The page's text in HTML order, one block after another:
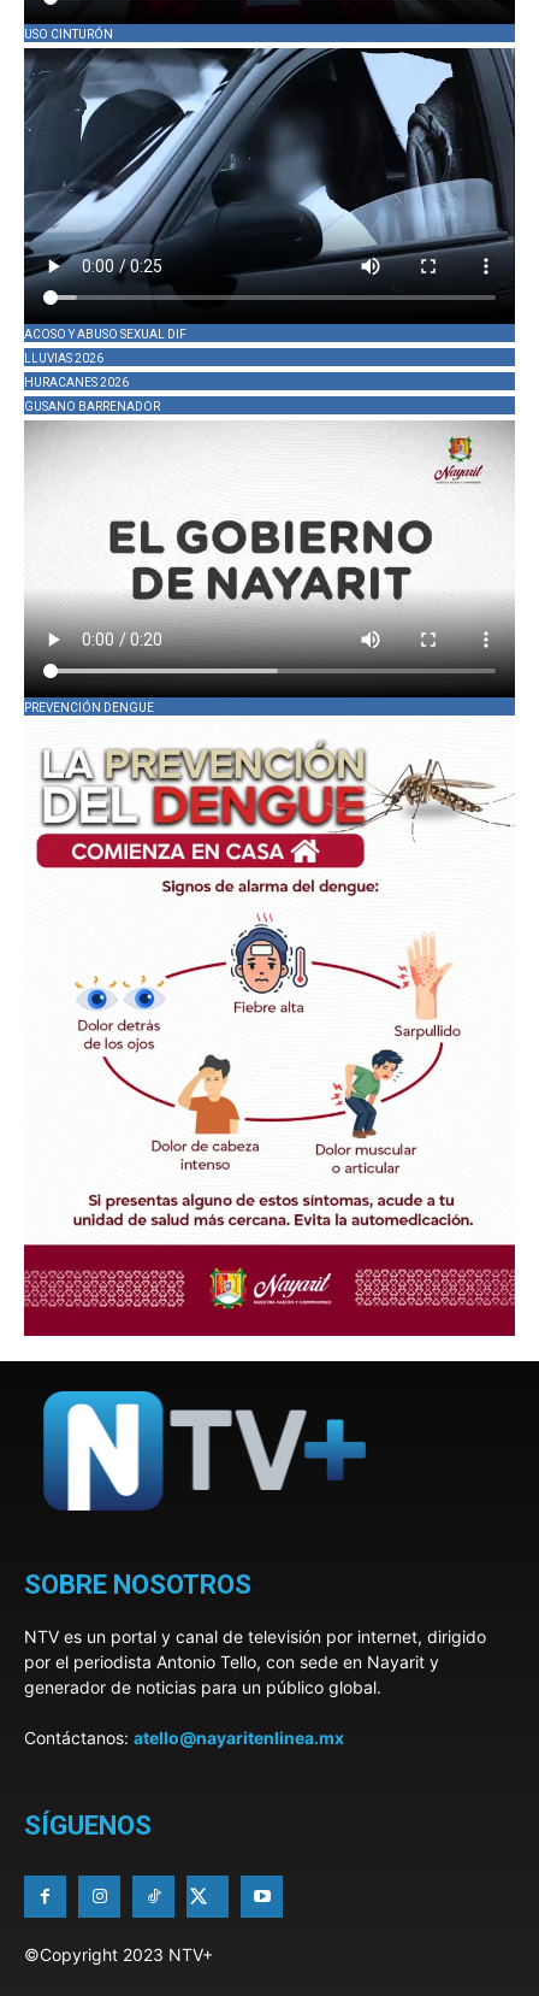
USO CINTURÓN
ACOSO Y ABUSO SEXUAL DIF
LLUVIAS 2026
HURACANES 2026
GUSANO BARRENADOR
PREVENCIÓN DENGUE
SOBRE NOSOTROS
NTV es un portal y canal de televisión por internet, dirigido
por el periodista Antonio Tello, con sede en Nayarit y
generador de noticias para un público global.
Contáctanos: atello@nayaritenlinea.mx
SÍGUENOS
©Copyright 2023 NTV+